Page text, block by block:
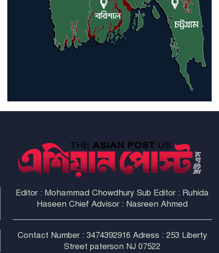
ইরাকসহ মধ্যপ্রাচ্যে ২৪ হামলা চালাল
ইরানপন্থি গোষ্ঠী
হরমুজ প্রণালী সুরক্ষায় মিত্ররা সাহায্য
না করলে ন্যাটোর ভবিষ্যৎ খারাপ
Editor : Mohammad Chowdhury Sub Editor : Ruhida
Haseen Chief Advisor : Nasreen Ahmed
Contact Number : 3474392916 Adress : 253 Liberty
Street paterson NJ 07522